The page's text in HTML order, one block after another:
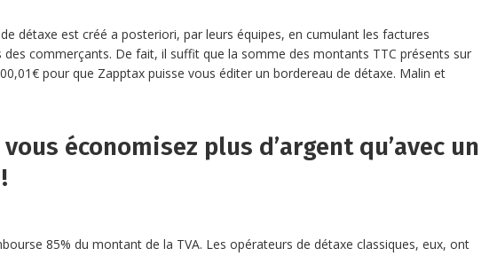
détaxe est créé a posteriori, par leurs équipes, en cumulant les factures
commerçants. De fait, il suffit que la somme des montants TTC présents sur
pour que Zapptax puisse vous éditer un bordereau de détaxe. Malin et
économisez plus d’argent qu’avec un
85% du montant de la TVA. Les opérateurs de détaxe classiques, eux, ont